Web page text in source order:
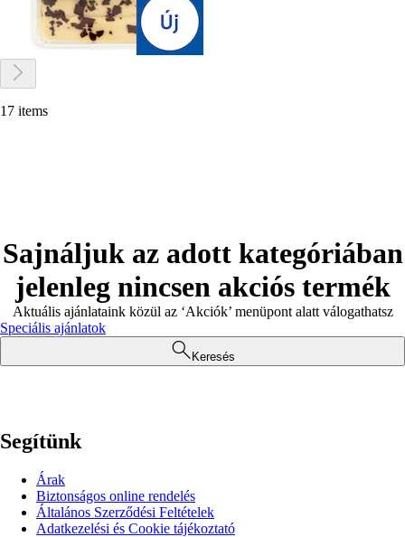
17 items
Sajnáljuk az adott kategóriában
jelenleg nincsen akciós termék
Aktuális ajánlataink közül az ‘Akciók’ menüpont alatt válogathatsz
Speciális ajánlatok
Keresés
Segítünk
Árak
Biztonságos online rendelés
Általános Szerződési Feltételek
Adatkezelési és Cookie tájékoztató